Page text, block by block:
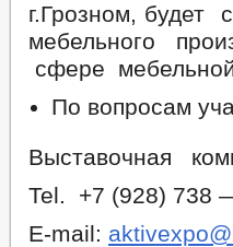
г.Грозном, будет
мебельного
сфере
По вопросам
Выставочная
Tel. +7 (928) 738
E-mail: